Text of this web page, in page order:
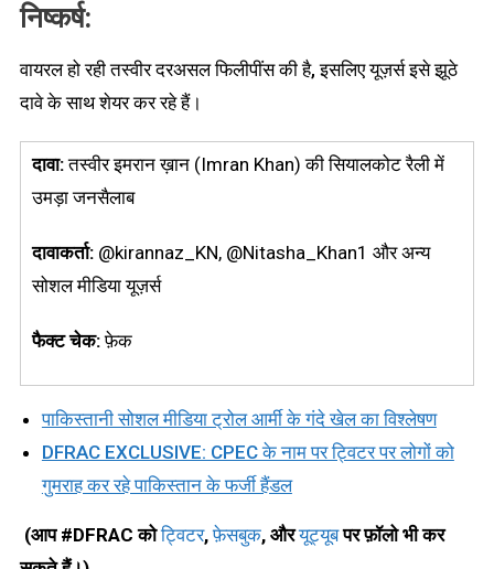
निष्कर्ष:
वायरल हो रही तस्वीर दरअसल फिलीपींस की है, इसलिए यूज़र्स इसे झूठे
दावे के साथ शेयर कर रहे हैं।
दावा:तस्वीर इमरान ख़ान (Imran Khan) की सियालकोट रैली में
उमड़ा जनसैलाब
दावाकर्ता:@kirannaz_KN, @Nitasha_Khan1 और अन्य
सोशल मीडिया यूज़र्स
फैक्ट चेक:फ़ेक
पाकिस्तानी सोशल मीडिया ट्रोल आर्मी के गंदे खेल का विश्लेषण
DFRAC EXCLUSIVE: CPEC के नाम पर ट्विटर पर लोगों को
गुमराह कर रहे पाकिस्तान के फर्जी हैंडल
(आप #DFRAC कोट्विटर,फ़ेसबुक, औरयूट्यूब पर फ़ॉलो भी कर